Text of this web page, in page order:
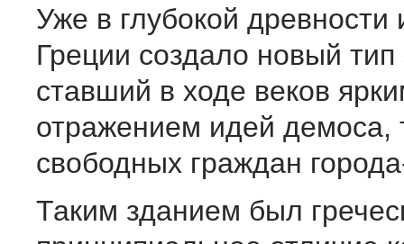
Уже в глубокой древности
Греции создало новый тип
ставший в ходе веков
отражением идей демоса,
свободных граждан
Таким зданием был